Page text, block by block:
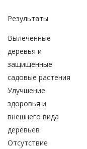
Результаты
Вылеченные
деревья и
защищенные
садовые растения
Улучшение
здоровья и
внешнего вида
деревьев
Отсутствие